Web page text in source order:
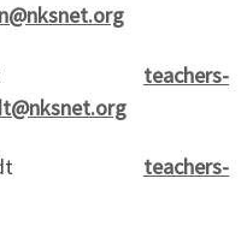
teachers-
teachers-